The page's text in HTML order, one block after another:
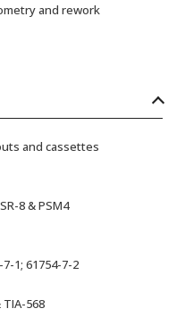
and rework
and cassettes
8 & PSM4
1; 61754-7-2
568